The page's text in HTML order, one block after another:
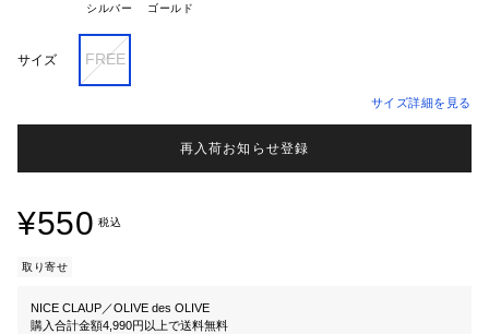
シルバー ゴールド
サイズ FREE
サイズ詳細を見る
再入荷お知らせ登録
¥550 税込
取り寄せ
NICE CLAUP／OLIVE des OLIVE
購入合計金額4,990円以上で送料無料